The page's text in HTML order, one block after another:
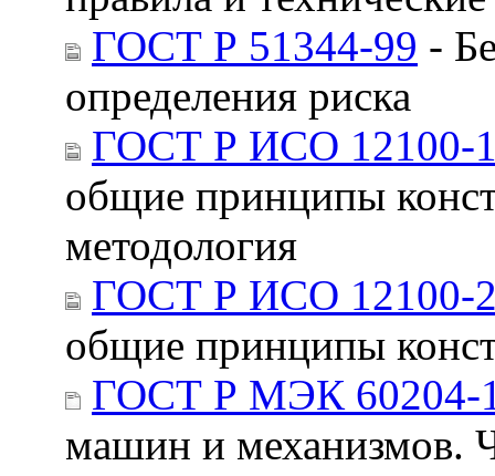
ГОСТ Р 51344-99 -
определения риска
ГОСТ Р ИСО 12100-
общие принципы
методология
ГОСТ Р ИСО 12100-
общие принципы
ГОСТ Р МЭК 60204-
машин и механизмов.